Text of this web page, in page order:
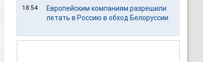
18:54
Европейским компаниям разрешили
летать в Россию в обход Белоруссии